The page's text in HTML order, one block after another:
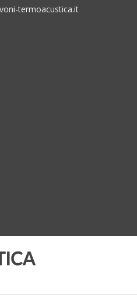
termoacustica.it